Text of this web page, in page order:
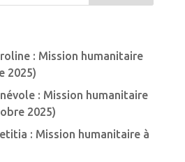
: Mission humanitaire
2025)
: Mission humanitaire
2025)
: Mission humanitaire à